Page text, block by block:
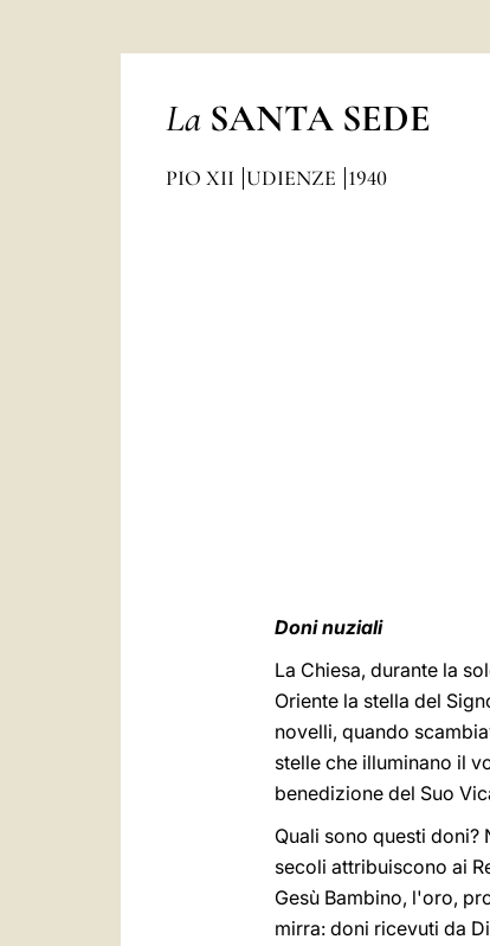
La SANTA SEDE
PIO XII UDIENZE 1940
Doni nuziali
La Chiesa, durante la
Oriente la stella del
novelli, quando
stelle che illuminano il
benedizione del Suo
Quali sono questi
secoli attribuiscono ai
Gesù Bambino, l'oro,
mirra: doni ricevuti da